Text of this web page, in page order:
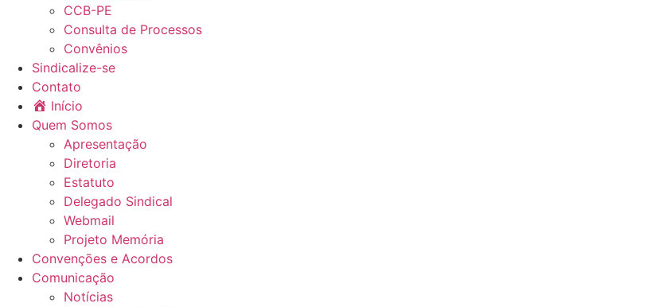
CCB-PE
Consulta de Processos
Convênios
Sindicalize-se
Contato
Início
Quem Somos
Apresentação
Diretoria
Estatuto
Delegado Sindical
Webmail
Projeto Memória
Convenções e Acordos
Comunicação
Notícias